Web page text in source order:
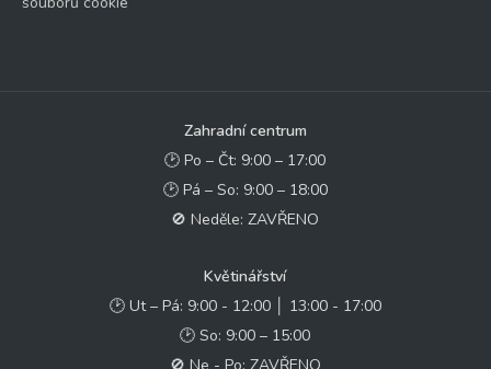
Zahradní centrum
🕑 Po – Čt: 9:00 – 17:00
🕑 Pá – So: 9:00 – 18:00
🚫 Neděle: ZAVŘENO
Květinářství
🕑 Ut – Pá: 9:00 - 12:00 │ 13:00 - 17:00
🕑 So: 9:00 – 15:00
🚫 Ne - Po: ZAVŘENO